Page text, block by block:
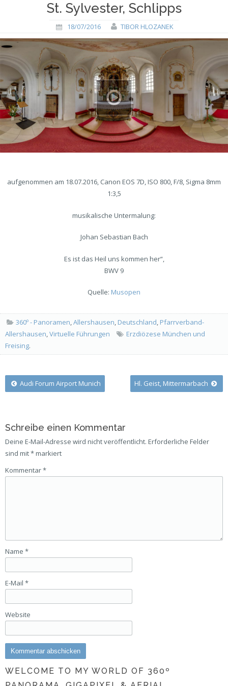
St. Sylvester, Schlipps
18/07/2016 TIBOR HLOZANEK
aufgenommen am 18.07.2016, Canon EOS 7D, ISO 800, F/8, Sigma 8mm
1:3,5
musikalische Untermalung:
Johan Sebastian Bach
Es ist das Heil uns kommen her“,
BWV 9
Quelle: Musopen
360º - Panoramen ,Allershausen Deutschland Pfarrverband-
Allershausen Virtuelle Führungen
Erzdiözese München und
Freising.
PostAudi Forum Airport Munich Hl. Geist, Mittermarbach
Schreibe einen Kommentar
Deine E-Mail-Adresse wird nicht veröffentlicht. Erforderliche Felder
sind mit*markiert
Kommentar*
Name *
E-Mail *
Website
WELCOME TO MY WORLD OF 360º